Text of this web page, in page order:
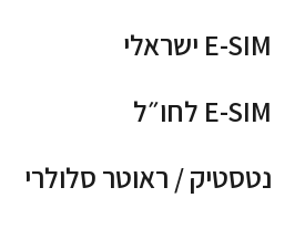
E-SIM ישראלי
E-SIM לחו״ל
נטסטיק / ראוטר סלולרי